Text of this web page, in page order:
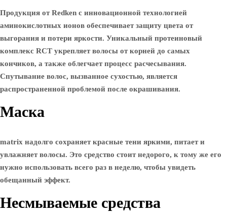
Продукция от Redken с инновационной технологией
аминокислотных ионов обеспечивает защиту цвета от
выгорания и потери яркости. Уникальный протеиновый
комплекс RCT укрепляет волосы от корней до самых
кончиков, а также облегчает процесс расчесывания.
Спутывание волос, вызванное сухостью, является
распространенной проблемой после окрашивания.
Маска
matrix надолго сохраняет красные тени яркими, питает и
увлажняет волосы. Это средство стоит недорого, к тому же его
нужно использовать всего раз в неделю, чтобы увидеть
обещанный эффект.
Несмываемые средства